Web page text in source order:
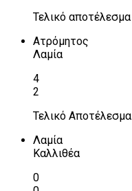
Τελικό αποτέλεσμα
Ατρόμητος
Λαμία
4
2
Τελικό Αποτέλεσμα
Λαμία
Καλλιθέα
0